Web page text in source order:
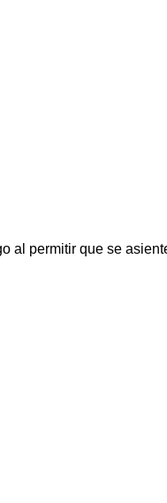
al permitir que se